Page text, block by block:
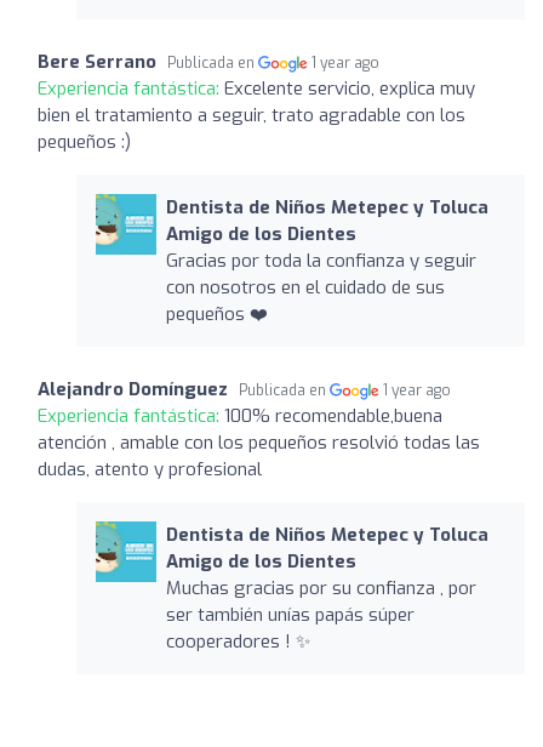
Bere Serrano Publicada en 1 year ago
Experiencia fantástica: Excelente servicio, explica muy
bien el tratamiento a seguir, trato agradable con los
pequeños :)
Dentista de Niños Metepec y Toluca
Amigo de los Dientes
Gracias por toda la confianza y seguir
con nosotros en el cuidado de sus
pequeños ❤️
Alejandro Domínguez Publicada en 1 year ago
Experiencia fantástica: 100% recomendable,buena
atención , amable con los pequeños resolvió todas las
dudas, atento y profesional
Dentista de Niños Metepec y Toluca
Amigo de los Dientes
Muchas gracias por su confianza , por
ser también unías papás súper
cooperadores ! ✨